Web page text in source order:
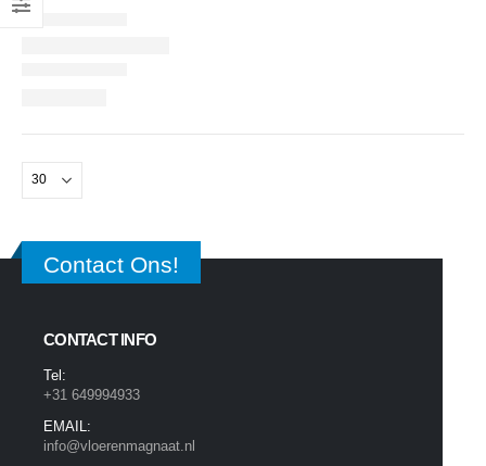
Contact Ons!
CONTACT INFO
Tel:
+31 649994933
EMAIL:
info@vloerenmagnaat.nl